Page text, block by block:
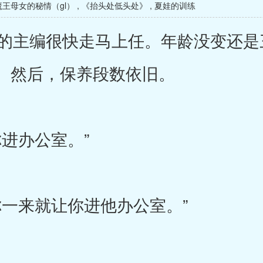
母女的秘情（gl） , 《抬头处低头处》 , 夏娃的训练
编很快走马上任。年龄没变还是
后，保养段数依旧。
办公室。”
来就让你进他办公室。”